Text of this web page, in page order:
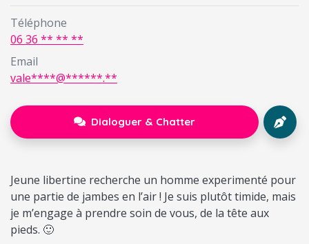
Téléphone
06 36 ** ** **
Email
vale****@******.**
Dialoguer & Chatter
Jeune libertine recherche un homme experimenté pour
une partie de jambes en l’air ! Je suis plutôt timide, mais
je m’engage à prendre soin de vous, de la tête aux
pieds. 🙂